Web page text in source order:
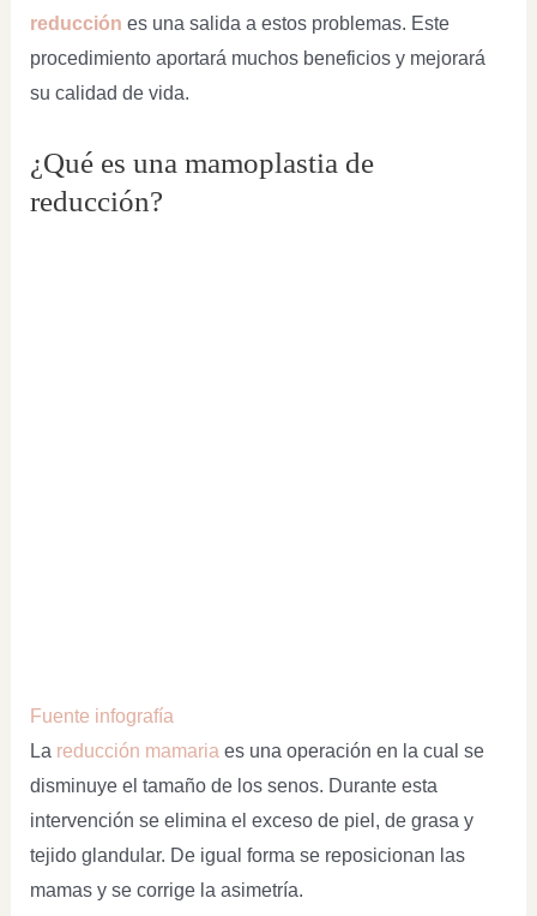
reducción es una salida a estos problemas. Este
procedimiento aportará muchos beneficios y mejorará
su calidad de vida.
¿Qué es una mamoplastia de
reducción?
Fuente infografía
La reducción mamaria es una operación en la cual se
disminuye el tamaño de los senos. Durante esta
intervención se elimina el exceso de piel, de grasa y
tejido glandular. De igual forma se reposicionan las
mamas y se corrige la asimetría.